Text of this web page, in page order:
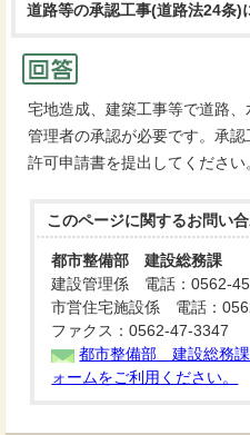
道路等の承認工事(道路法24条)
宅地造成、建築工事等で道路、
管理者の承認が必要です。承
許可申請書を提出してください
このページに関するお問い
都市整備部 建設総務課
建設管理係 電話：0562-
市営住宅施設係 電話：
ファクス：0562-47-3347
都市整備部 建設総務
ォームをご利用ください。